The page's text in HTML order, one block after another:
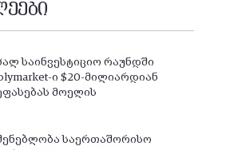
საინვესტიციო რაუნდში
ი $20-მილიარდიან
მოელის
საერთაშორისო